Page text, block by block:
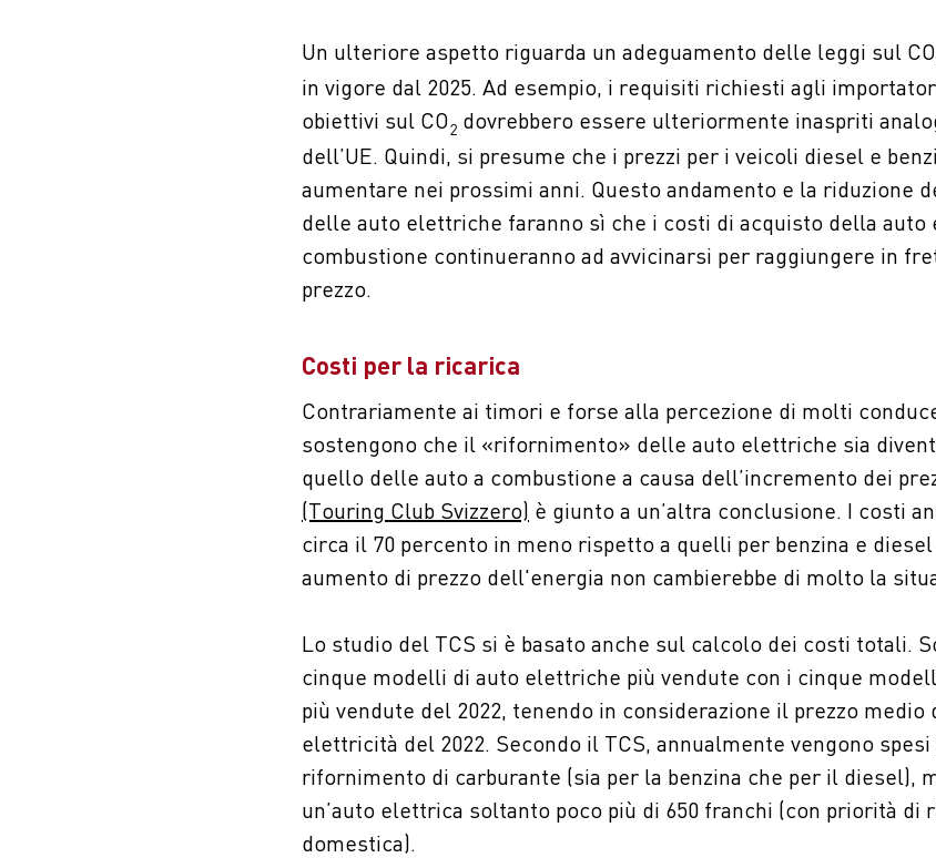
Un ulteriore aspetto riguarda un adeguamento delle leggi sul CO
in vigore dal 2025. Ad esempio, i requisiti richiesti agli
obiettivi sul CO2 dovrebbero essere ulteriormente inaspriti
dell’UE. Quindi, si presume che i prezzi per i veicoli diesel e
aumentare nei prossimi anni. Questo andamento e la riduzione
delle auto elettriche faranno sì che i costi di acquisto della
combustione continueranno ad avvicinarsi per raggiungere in
prezzo.
Costi per la ricarica
Contrariamente ai timori e forse alla percezione di molti
sostengono che il «rifornimento» delle auto elettriche sia
quello delle auto a combustione a causa dell’incremento dei
(Touring Club Svizzero) è giunto a un’altra conclusione. I costi
circa il 70 percento in meno rispetto a quelli per benzina e
aumento di prezzo dell'energia non cambierebbe di molto la
Lo studio del TCS si è basato anche sul calcolo dei costi totali.
cinque modelli di auto elettriche più vendute con i cinque
più vendute del 2022, tenendo in considerazione il prezzo medio
elettricità del 2022. Secondo il TCS, annualmente vengono
rifornimento di carburante (sia per la benzina che per il diesel),
un’auto elettrica soltanto poco più di 650 franchi (con priorità di
domestica).